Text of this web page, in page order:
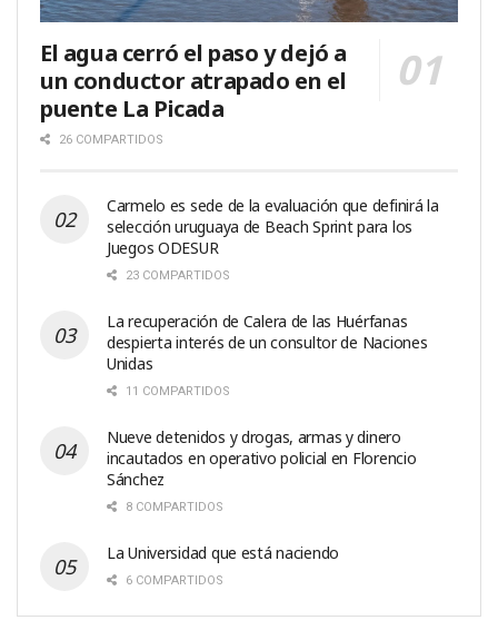
El agua cerró el paso y dejó a
un conductor atrapado en el
puente La Picada
26 COMPARTIDOS
Carmelo es sede de la evaluación que definirá la
selección uruguaya de Beach Sprint para los
Juegos ODESUR
23 COMPARTIDOS
La recuperación de Calera de las Huérfanas
despierta interés de un consultor de Naciones
Unidas
11 COMPARTIDOS
Nueve detenidos y drogas, armas y dinero
incautados en operativo policial en Florencio
Sánchez
8 COMPARTIDOS
La Universidad que está naciendo
6 COMPARTIDOS